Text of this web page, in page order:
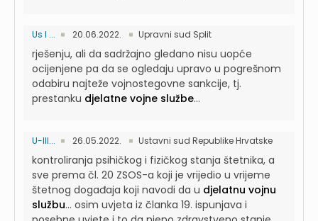
Us I ... 20.06.2022. Upravni sud Split
rješenju, ali da sadržajno gledano nisu uopće
ocijenjene pa da se ogledaju upravo u pogrešnom
odabiru najteže vojnostegovne sankcije, tj.
prestanku djelatne vojne službe...
U-III... 26.05.2022. Ustavni sud Republike Hrvatske
kontroliranja psihičkog i fizičkog stanja štetnika, a
sve prema čl. 20 ZSOS-a koji je vrijedio u vrijeme
štetnog događaja koji navodi da u djelatnu vojnu
službu... osim uvjeta iz članka 19. ispunjava i